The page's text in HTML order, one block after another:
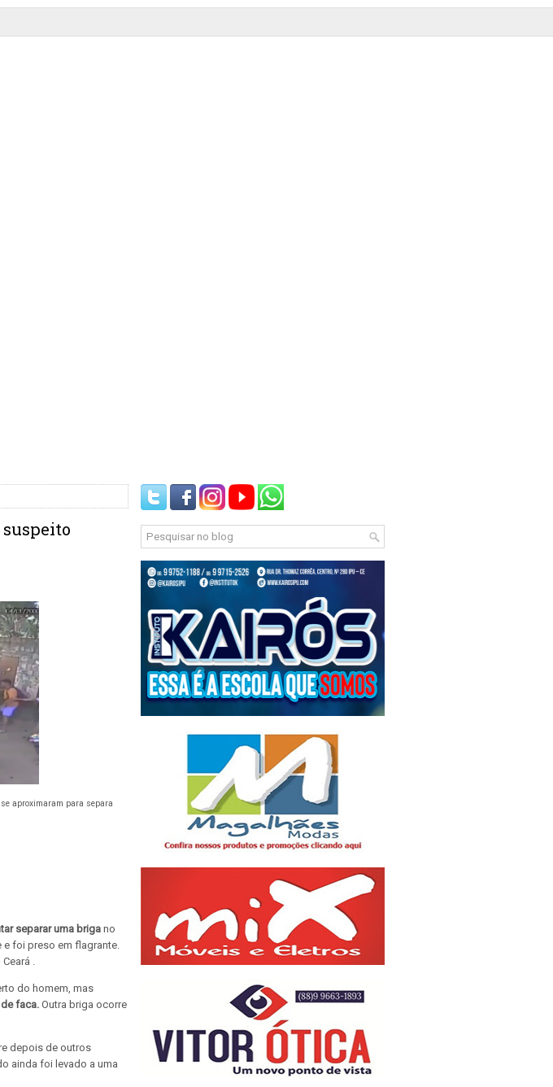
aproximaram para separa
separar uma briga no
e foi preso em flagrante.
.
do homem, mas
faca. Outra briga ocorre
depois de outros
ainda foi levado a uma